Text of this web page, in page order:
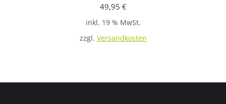
49,95 €
inkl. 19 % MwSt.
zzgl. Versandkosten